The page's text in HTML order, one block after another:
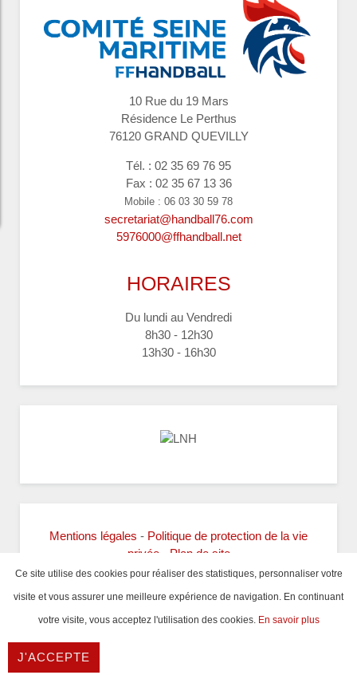
10 Rue du 19 Mars
Résidence Le Perthus
76120 GRAND QUEVILLY
Tél. : 02 35 69 76 95
Fax : 02 35 67 13 36
Mobile : 06 03 30 59 78
secretariat@handball76.com
5976000@ffhandball.net
HORAIRES
Du lundi au Vendredi
8h30 - 12h30
13h30 - 16h30
Mentions légales - Politique de protection de la vie
privée- Plan de site
Copyright ©2017 Comité 76 Handball -
RéalisationWEB NORMAND
Ce site utilise des cookies pour réaliser des statistiques, personnaliser votre
visite et vous assurer une meilleure expérience de navigation. En continuant
votre visite, vous acceptez l'utilisation des cookies. En savoir plus
J'ACCEPTE